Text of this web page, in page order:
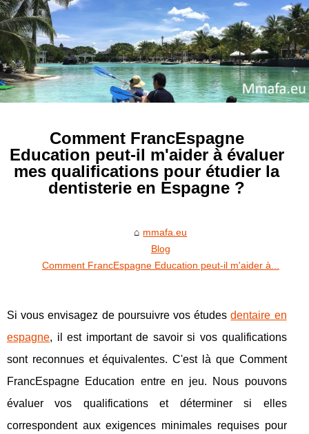
Comment FrancEspagne
Education peut-il m'aider à évaluer
mes qualifications pour étudier la
dentisterie en Espagne ?
mmafa.eu
Blog
Comment FrancEspagne Education peut-il m'aider à...
Si vous envisagez de poursuivre vos étudesdentaire en
espagne, il est important de savoir si vos qualifications
sont reconnues et équivalentes. C'est là que Comment
FrancEspagne Education entre en jeu. Nous pouvons
évaluer vos qualifications et déterminer si elles
correspondent aux exigences minimales requises pour